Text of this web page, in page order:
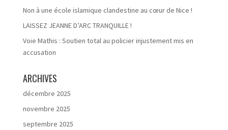
Non à une école islamique clandestine au cœur de Nice !
LAISSEZ JEANNE D’ARC TRANQUILLE !
Voie Mathis : Soutien total au policier injustement mis en
accusation
ARCHIVES
décembre 2025
novembre 2025
septembre 2025